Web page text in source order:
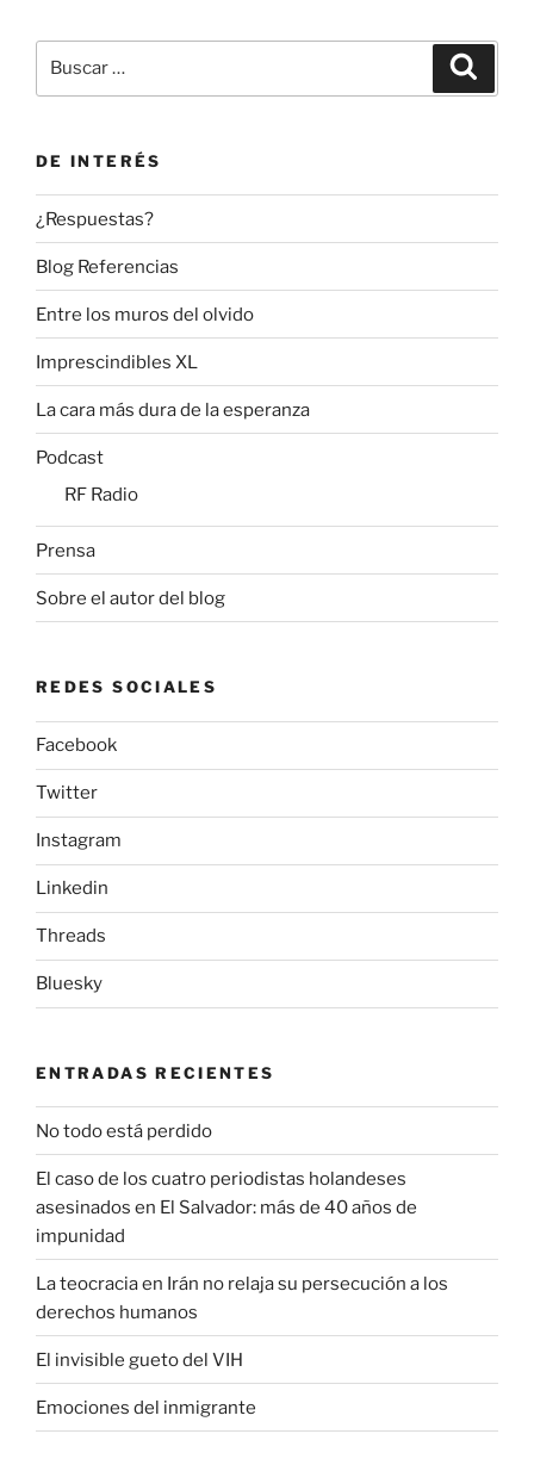
por:
DE INTERÉS
¿Respuestas?
Blog Referencias
Entre los muros del olvido
Imprescindibles XL
La cara más dura de la esperanza
Podcast
RF Radio
Prensa
Sobre el autor del blog
REDES SOCIALES
Facebook
Twitter
Instagram
Linkedin
Threads
Bluesky
ENTRADAS RECIENTES
No todo está perdido
El caso de los cuatro periodistas holandeses
asesinados en El Salvador: más de 40 años de
impunidad
La teocracia en Irán no relaja su persecución a los
derechos humanos
El invisible gueto del VIH
Emociones del inmigrante